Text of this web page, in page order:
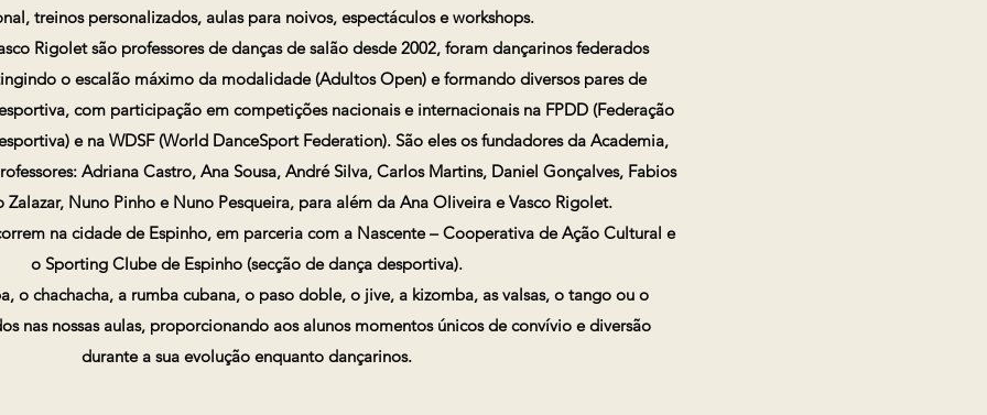
treinos personalizados, aulas para noivos, espectáculos e workshops.
Rigolet são professores de danças de salão desde 2002, foram dançarinos federados
o escalão máximo da modalidade (Adultos Open) e formando diversos pares de
com participação em competições nacionais e internacionais na FPDD (Federação
e na WDSF (World DanceSport Federation). São eles os fundadores da Academia,
Adriana Castro, Ana Sousa, André Silva, Carlos Martins, Daniel Gonçalves, Fabios
Zalazar, Nuno Pinho e Nuno Pesqueira, para além da Ana Oliveira e Vasco Rigolet.
na cidade de Espinho, em parceria com a Nascente – Cooperativa de Ação Cultural e
o Sporting Clube de Espinho (secção de dança desportiva).
o chachacha, a rumba cubana, o paso doble, o jive, a kizomba, as valsas, o tango ou o
nas nossas aulas, proporcionando aos alunos momentos únicos de convívio e diversão
durante a sua evolução enquanto dançarinos.